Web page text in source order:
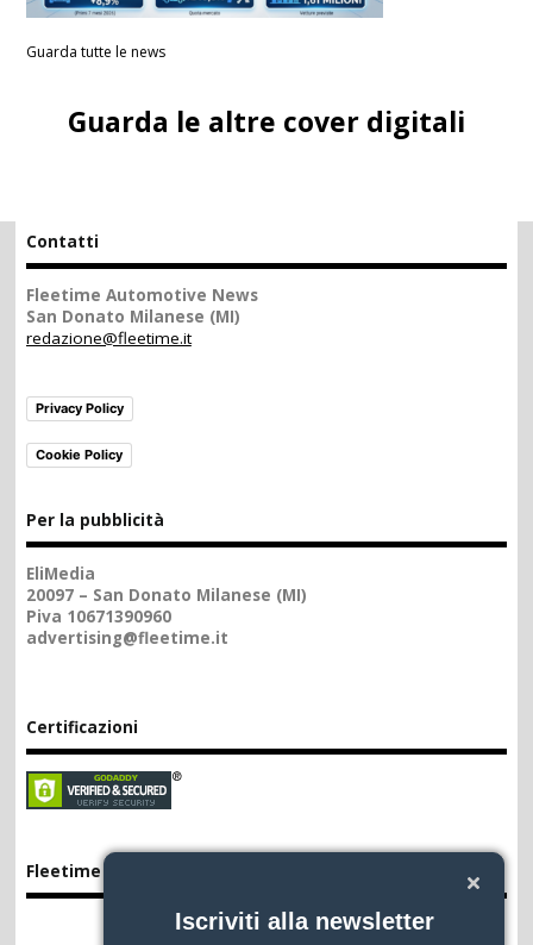
Guarda tutte le news
Iscriviti alla newsletter
Guarda le altre cover digitali
Contatti
Fleetime Automotive News
San Donato Milanese (MI)
redazione@fleetime.it
Privacy Policy
Cookie Policy
Per la pubblicità
EliMedia
20097 – San Donato Milanese (MI)
Piva 10671390960
advertising@fleetime.it
Certificazioni
Fleetime App